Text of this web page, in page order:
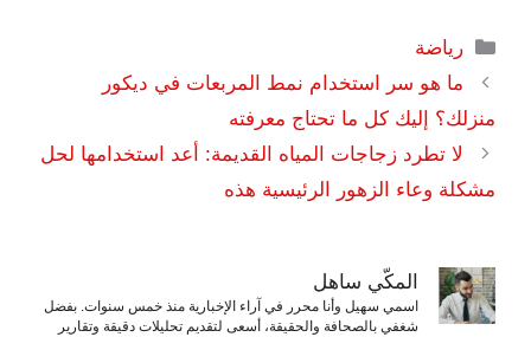
التصنيفات
رياضة
ما هو سر استخدام نمط المربعات في ديكور
منزلك؟ إليك كل ما تحتاج معرفته
لا تطرد زجاجات المياه القديمة: أعد استخدامها لحل
مشكلة وعاء الزهور الرئيسية هذه
المكّي ساهل
اسمي سهيل وأنا محرر في آراء الإخبارية منذ خمس سنوات. بفضل
شغفي بالصحافة والحقيقة، أسعى لتقديم تحليلات دقيقة وتقارير